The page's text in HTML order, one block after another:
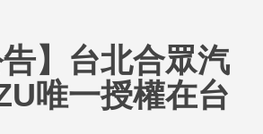
告】台北合眾汽
唯一授權在台